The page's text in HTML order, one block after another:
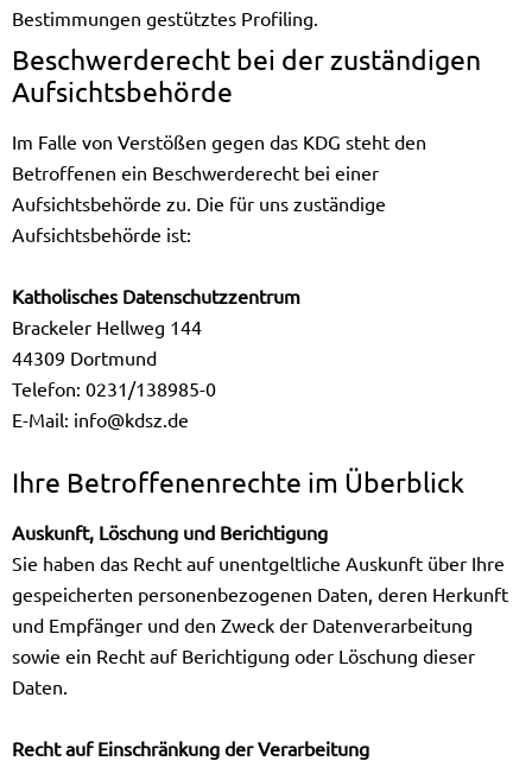
Bestimmungen gestütztes Profiling.
Beschwerderecht bei der zuständigen
Aufsichtsbehörde
Im Falle von Verstößen gegen das KDG steht den
Betroffenen ein Beschwerderecht bei einer
Aufsichtsbehörde zu. Die für uns zuständige
Aufsichtsbehörde ist:
Katholisches Datenschutzzentrum
Brackeler Hellweg 144
44309 Dortmund
Telefon: 0231/138985-0
E-Mail: info@kdsz.de
Ihre Betroffenenrechte im Überblick
Auskunft, Löschung und Berichtigung
Sie haben das Recht auf unentgeltliche Auskunft über Ihre
gespeicherten personenbezogenen Daten, deren Herkunft
und Empfänger und den Zweck der Datenverarbeitung
sowie ein Recht auf Berichtigung oder Löschung dieser
Daten.
Recht auf Einschränkung der Verarbeitung